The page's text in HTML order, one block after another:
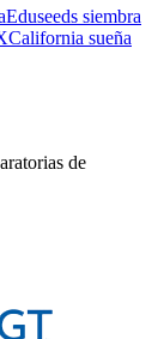
Eduseeds siembra
California sueña
de